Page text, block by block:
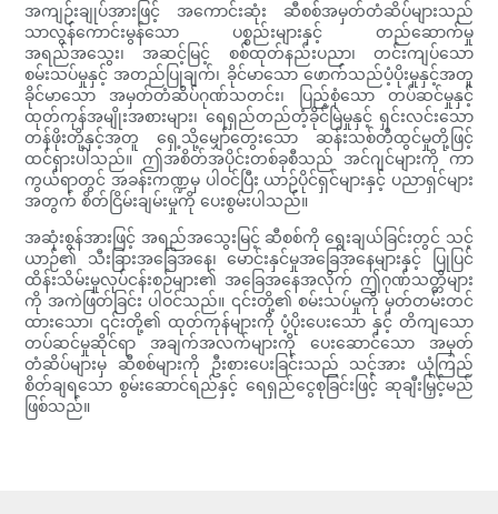
အကျဉ်းချုပ်အားဖြင့် အကောင်းဆုံး ဆီစစ်အမှတ်တံဆိပ်များသည်
သာလွန်ကောင်းမွန်သော ပစ္စည်းများနှင့် တည်ဆောက်မှု
အရည်အသွေး၊ အဆင့်မြင့် စစ်ထုတ်နည်းပညာ၊ တင်းကျပ်သော
စမ်းသပ်မှုနှင့် အတည်ပြုချက်၊ ခိုင်မာသော ဖောက်သည်ပံ့ပိုးမှုနှင့်အတူ
ခိုင်မာသော အမှတ်တံဆိပ်ဂုဏ်သတင်း၊ ပြည့်စုံသော တပ်ဆင်မှုနှင့်
ထုတ်ကုန်အမျိုးအစားများ၊ ရေရှည်တည်တံ့ခိုင်မြဲမှုနှင့် ရှင်းလင်းသော
တန်ဖိုးတို့နှင့်အတူ ရှေ့သို့မျှော်တွေးသော ဆန်းသစ်တီထွင်မှုတို့ဖြင့်
ထင်ရှားပါသည်။ ဤအစိတ်အပိုင်းတစ်ခုစီသည် အင်ဂျင်များကို ကာ
ကွယ်ရာတွင် အခန်းကဏ္ဍမှ ပါဝင်ပြီး ယာဉ်ပိုင်ရှင်များနှင့် ပညာရှင်များ
အတွက် စိတ်ငြိမ်းချမ်းမှုကို ပေးစွမ်းပါသည်။
အဆုံးစွန်အားဖြင့် အရည်အသွေးမြင့် ဆီစစ်ကို ရွေးချယ်ခြင်းတွင် သင့်
ယာဉ်၏ သီးခြားအခြေအနေ၊ မောင်းနှင်မှုအခြေအနေများနှင့် ပြုပြင်
ထိန်းသိမ်းမှုလုပ်ငန်းစဉ်များ၏ အခြေအနေအလိုက် ဤဂုဏ်သတ္တိများ
ကို အကဲဖြတ်ခြင်း ပါဝင်သည်။ ၎င်းတို့၏ စမ်းသပ်မှုကို မှတ်တမ်းတင်
ထားသော၊ ၎င်းတို့၏ ထုတ်ကုန်များကို ပံ့ပိုးပေးသော နှင့် တိကျသော
တပ်ဆင်မှုဆိုင်ရာ အချက်အလက်များကို ပေးဆောင်သော အမှတ်
တံဆိပ်များမှ ဆီစစ်များကို ဦးစားပေးခြင်းသည် သင့်အား ယုံကြည်
စိတ်ချရသော စွမ်းဆောင်ရည်နှင့် ရေရှည်ငွေစုခြင်းဖြင့် ဆုချီးမြှင့်မည်
ဖြစ်သည်။